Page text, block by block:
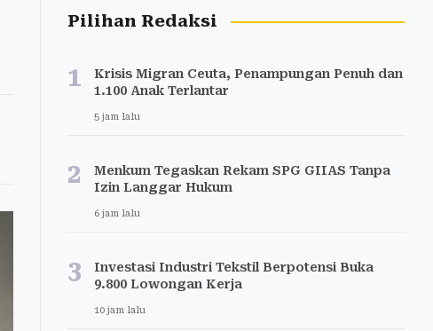
Pilihan Redaksi
1
Krisis Migran Ceuta, Penampungan Penuh dan
1.100 Anak Terlantar
5 jam lalu
2
Menkum Tegaskan Rekam SPG GIIAS Tanpa
Izin Langgar Hukum
6 jam lalu
3
Investasi Industri Tekstil Berpotensi Buka
9.800 Lowongan Kerja
10 jam lalu